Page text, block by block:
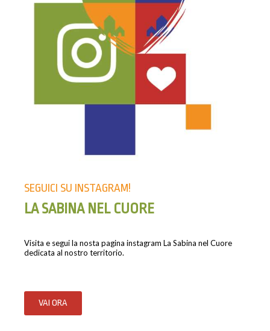
SEGUICI SU INSTAGRAM!
LA SABINA NEL CUORE
Visita e segui la nosta pagina instagram La Sabina nel Cuore
dedicata al nostro territorio.
VAI ORA